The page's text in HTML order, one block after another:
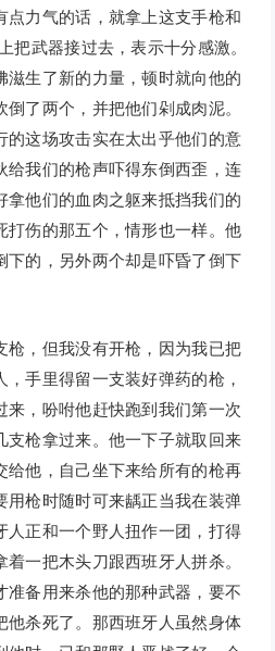
点力气的话，就拿上这支手枪和
武器接过去，表示十分感激。
滋生了新的力量，顿时就向他的
了两个，并把他们剁成肉泥。
的这场攻击实在太出乎他们的意
给我们的枪声吓得东倒西歪，连
拿他们的血肉之躯来抵挡我们的
打伤的那五个，情形也一样。他
下的，另外两个却是吓昏了倒下
枪，但我没有开枪，因为我已把
手里得留一支装好弹药的枪，
来，吩咐他赶快跑到我们第一次
支枪拿过来。他一下子就取回来
给他，自己坐下来给所有的枪再
用枪时随时可来龋正当我在装弹
人正和一个野人扭作一团，打得
一把木头刀跟西班牙人拼杀。
准备用来杀他的那种武器，要不
他杀死了。那西班牙人虽然身体